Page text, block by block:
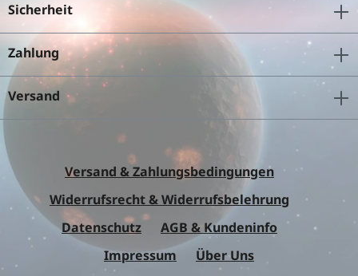
Sicherheit
Zahlung
Versand
Versand & Zahlungsbedingungen
Widerrufsrecht & Widerrufsbelehrung
Datenschutz
AGB & Kundeninfo
Impressum
Über Uns